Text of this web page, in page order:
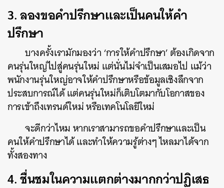
3.ลองขอคำปรึกษาและเป็นคนให้คำ
ปรึกษา
บางครั้งเรามักมองว่า ‘การให้คำปรึกษา’ ต้องเกิดจาก
คนรุ่นใหญ่ไปสู่คนรุ่นใหม่ แต่นั่นไม่จำเป็นเสมอไป แม้ว่า
พนักงานรุ่นใหญ่อาจให้คำปรึกษาหรือข้อมูลเชิงลึกจาก
ประสบการณ์ได้ แต่คนรุ่นใหม่ก็เติบโตมากับโอกาสของ
การเข้าถึงเทรนด์ใหม่ หรือเทคโนโลยีใหม่
จะดีกว่าไหม หากเราสามารถขอคำปรึกษาและเป็น
คนให้คำปรึกษาได้ และทำให้ความรู้ต่างๆ ไหลมาได้จาก
ทั้งสองทาง
4. ชื่นชมในความแตกต่างมากกว่าปฏิเสธ